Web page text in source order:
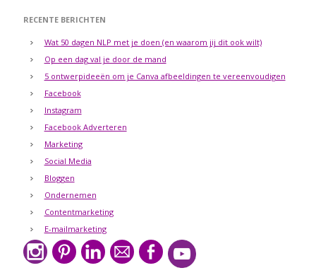
RECENTE BERICHTEN
Wat 50 dagen NLP met je doen (en waarom jij dit ook wilt)
Op een dag val je door de mand
5 ontwerpideeën om je Canva afbeeldingen te vereenvoudigen
Facebook
Instagram
Facebook Adverteren
Marketing
Social Media
Bloggen
Ondernemen
Contentmarketing
E-mailmarketing